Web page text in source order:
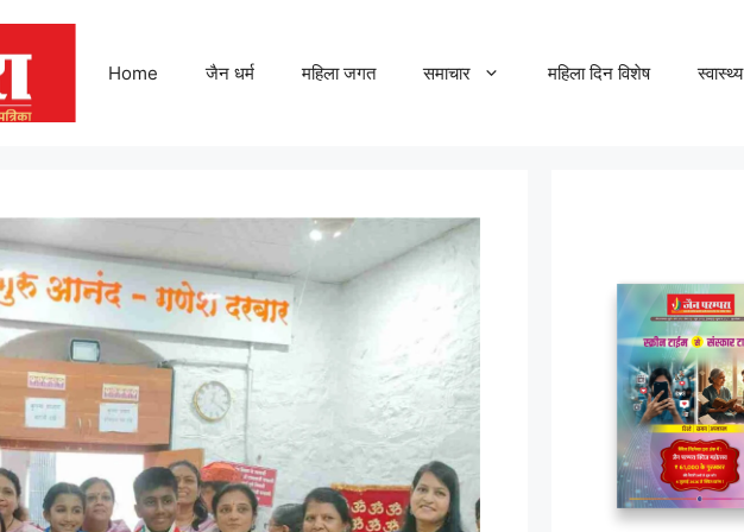
Home जैन धर्म महिला जगत समाचार महिला दिन विशेष स्वास्थ्य